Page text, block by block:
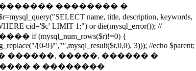
�������� �
name, title, description, keywords,
cid='$c' LIMIT 1;") or die(mysql_error()); //
(mysql_num_rows($r)!=0) {
[0-9]/","",mysql_result($r,0,0), 3))); //echo $parent;
������, �����, ������ �
� ��������